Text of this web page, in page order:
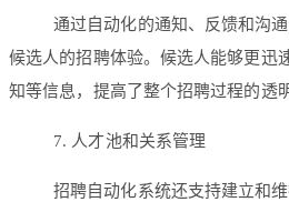
通过自动化的通知、反馈和沟
候选人的招聘体验。候选人能够更迅
知等信息，提高了整个招聘过程的透
7. 人才池和关系管理
招聘自动化系统还支持建立和